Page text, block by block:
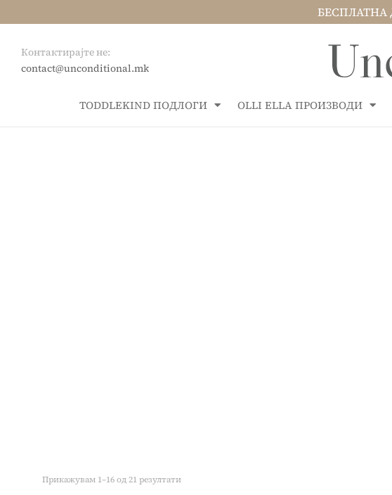
Контактирајте не:
contact@unconditional.mk
ТОDDLEKIND ПОДЛОГИ OLLI ELLA ПРОИЗВОДИ
Прикажувам 1–16 од 21 резултати